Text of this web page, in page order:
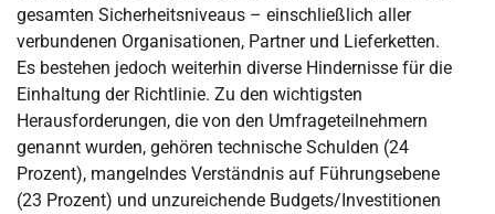
gesamten Sicherheitsniveaus – einschließlich aller
verbundenen Organisationen, Partner und Lieferketten.
Es bestehen jedoch weiterhin diverse Hindernisse für die
Einhaltung der Richtlinie. Zu den wichtigsten
Herausforderungen, die von den Umfrageteilnehmern
genannt wurden, gehören technische Schulden (24
Prozent), mangelndes Verständnis auf Führungsebene
(23 Prozent) und unzureichende Budgets/Investitionen